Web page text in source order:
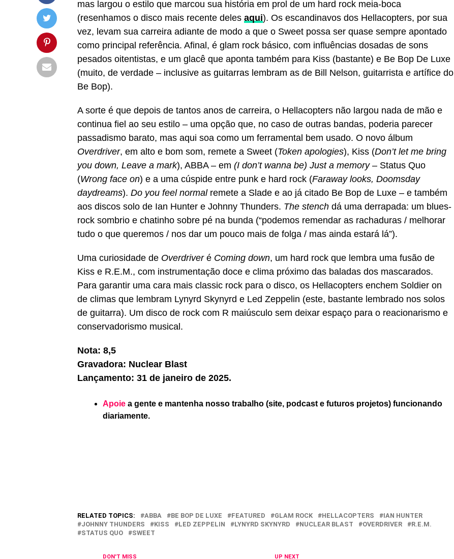
mas largou o estilo que marcou sua história em prol de um hard rock meia-boca
(resenhamos o disco mais recente deles aqui). Os escandinavos dos Hellacopters, por sua
vez, levam sua carreira adiante de modo a que o Sweet possa ser quase sempre apontado
como principal referência. Afinal, é glam rock básico, com influências dosadas de sons
pesados oitentistas, e um glacê que aponta também para Kiss (bastante) e Be Bop De Luxe
(muito, de verdade – inclusive as guitarras lembram as de Bill Nelson, guitarrista e artífice do
Be Bop).
A sorte é que depois de tantos anos de carreira, o Hellacopters não largou nada de mão e
continua fiel ao seu estilo – uma opção que, no caso de outras bandas, poderia parecer
passadismo barato, mas aqui soa como um ferramental bem usado. O novo álbum
Overdriver, em alto e bom som, remete a Sweet (Token apologies), Kiss (Don’t let me bring
you down, Leave a mark), ABBA – em (I don’t wanna be) Just a memory– Status Quo
(Wrong face on) e a uma cúspide entre punk e hard rock (Faraway looks, Doomsday
daydreams). Do you feel normalremete a Slade e ao já citado Be Bop de Luxe – e também
aos discos solo de Ian Hunter e Johnny Thunders. The stench dá uma derrapada: um blues-
rock sombrio e chatinho sobre pé na bunda (“podemos remendar as rachaduras / melhorar
tudo o que queremos / nos dar um pouco mais de folga / mas ainda estará lá”).
Uma curiosidade de Overdriveré Coming down, um hard rock que lembra uma fusão de
Kiss e R.E.M., com instrumentação doce e clima próximo das baladas dos mascarados.
Para garantir uma cara mais classic rock para o disco, os Hellacopters enchem Soldier on
de climas que lembram Lynyrd Skynyrd e Led Zeppelin (este, bastante lembrado nos solos
de guitarra). Um disco de rock com R maiúsculo sem deixar espaço para o reacionarismo e
conservadorismo musical.
Nota: 8,5
Gravadora: Nuclear Blast
Lançamento: 31 de janeiro de 2025.
Apoie a gente e mantenha nosso trabalho (site, podcast e futuros projetos) funcionando
diariamente.
RELATED TOPICS: ABBA BE BOP DE LUXE FEATURED GLAM ROCK HELLACOPTERS
IAN HUNTER
JOHNNY THUNDERS
KISS LED ZEPPELIN LYNYRD SKYNYRD NUCLEAR BLAST OVERDRIVER
R.E.M.
STATUS QUO
SWEET
UP NEXT
DON'T MISS